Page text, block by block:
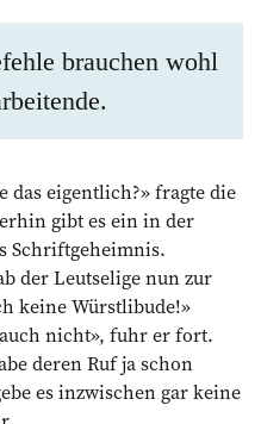
brauchen wohl
das eigentlich?» fragte die
gibt es ein in der
Schriftgeheimnis.
der Leutselige nun zur
keine Würstlibude!»
nicht», fuhr er fort.
deren Ruf ja schon
es inzwischen gar keine